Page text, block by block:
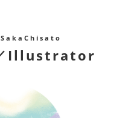
Illustrator